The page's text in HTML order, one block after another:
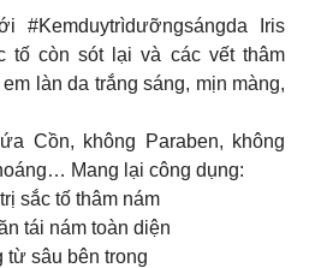
#Kemduytrìdưỡngsángda Iris
tố còn sót lại và các vết thâm
làn da trắng sáng, mịn màng,
Cồn, không Paraben, không
Mang lại công dụng:
sắc tố thâm nám
tái nám toàn diện
từ sâu bên trong